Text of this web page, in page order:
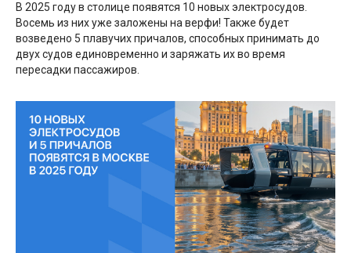
В 2025 году в столице появятся 10 новых электросудов.
Восемь из них уже заложены на верфи! Также будет
возведено 5 плавучих причалов, способных принимать до
двух судов единовременно и заряжать их во время
пересадки пассажиров.